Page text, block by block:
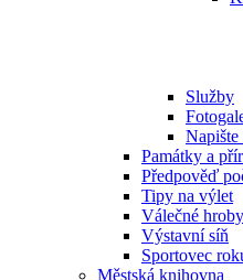
Služby
Napište
Památky a
Předpověď
Tipy na výlet
Válečné
Výstavní síň
Sportovec
Městská knihovna